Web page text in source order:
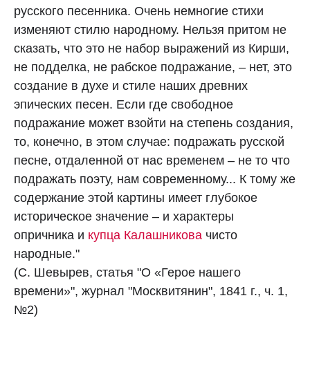
русского песенника. Очень немногие стихи
изменяют стилю народному. Нельзя притом не
сказать, что это не набор выражений из Кирши,
не подделка, не рабское подражание, – нет, это
создание в духе и стиле наших древних
эпических песен. Если где свободное
подражание может взойти на степень создания,
то, конечно, в этом случае: подражать русской
песне, отдаленной от нас временем – не то что
подражать поэту, нам современному... К тому же
содержание этой картины имеет глубокое
историческое значение – и характеры
опричника и купца Калашникова чисто
народные."
(С. Шевырев, статья "О «Герое нашего
времени»", журнал "Москвитянин", 1841 г., ч. 1,
№2)